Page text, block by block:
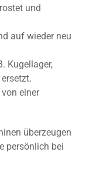
und
auf wieder neu
Kugellager,
einer
überzeugen
persönlich bei